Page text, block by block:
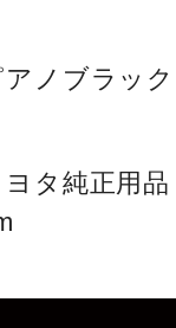
アノブラック
ヨタ純正用